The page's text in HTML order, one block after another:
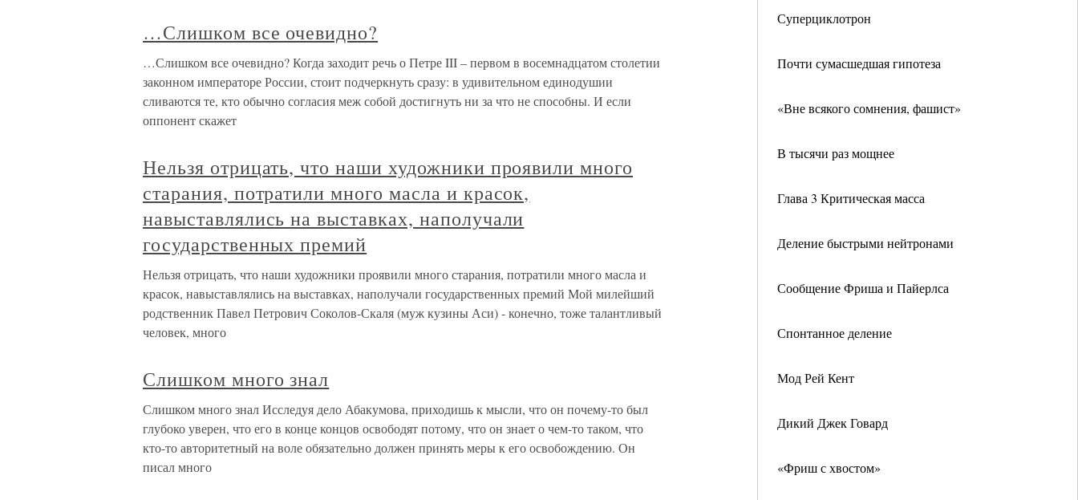
Суперциклотрон
Почти сумасшедшая гипотеза
«Вне всякого сомнения, фашист»
В тысячи раз мощнее
Глава 3 Критическая масса
Деление быстрыми нейтронами
Сообщение Фриша и Пайерлса
Спонтанное деление
Мод Рей Кент
Дикий Джек Говард
«Фриш с хвостом»
…Слишком все очевидно?
…Слишком все очевидно? Когда заходит речь о Петре III – первом в восемнадцатом столетии
законном императоре России, стоит подчеркнуть сразу: в удивительном единодушии
сливаются те, кто обычно согласия меж собой достигнуть ни за что не способны. И если
оппонент скажет
Нельзя отрицать, что наши художники проявили много
старания, потратили много масла и красок,
навыставлялись на выставках, наполучали
государственных премий
Нельзя отрицать, что наши художники проявили много старания, потратили много масла и
красок, навыставлялись на выставках, наполучали государственных премий Мой милейший
родственник Павел Петрович Соколов-Скаля (муж кузины Аси) - конечно, тоже талантливый
человек, много
Слишком много знал
Слишком много знал Исследуя дело Абакумова, приходишь к мысли, что он почему-то был
глубоко уверен, что его в конце концов освободят потому, что он знает о чем-то таком, что
кто-то авторитетный на воле обязательно должен принять меры к его освобождению. Он
писал много